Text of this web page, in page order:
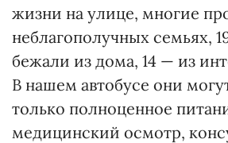
жизни на улице, многие
неблагополучных семьях,
бежали из дома, 14 — из
В нашем автобусе они
только полноценное
медицинский осмотр,